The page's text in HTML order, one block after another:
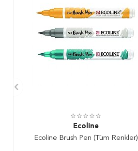
Ecoline
Ecoline Brush Pen (Tüm Renkler)